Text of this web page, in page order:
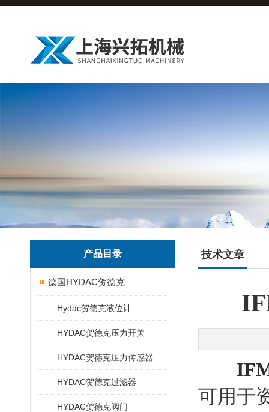
产品目录
德国HYDAC贺德克
Hydac贺德克液位计
HYDAC贺德克压力开关
HYDAC贺德克压力传感器
HYDAC贺德克过滤器
HYDAC贺德克阀门
技术文章
可用于